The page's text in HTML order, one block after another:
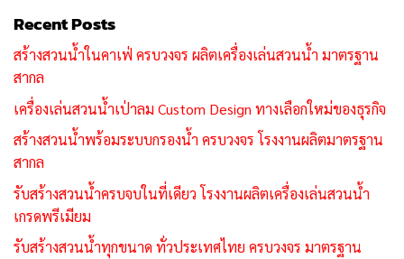
Recent Posts
สร้างสวนน้ำในคาเฟ่ ครบวงจร ผลิตเครื่องเล่นสวนน้ำ มาตรฐาน
สากล
เครื่องเล่นสวนน้ำเป่าลม Custom Design ทางเลือกใหม่ของธุรกิจ
สร้างสวนน้ำพร้อมระบบกรองน้ำ ครบวงจร โรงงานผลิตมาตรฐาน
สากล
รับสร้างสวนน้ำครบจบในที่เดียว โรงงานผลิตเครื่องเล่นสวนน้ำ
เกรดพรีเมียม
รับสร้างสวนน้ำทุกขนาด ทั่วประเทศไทย ครบวงจร มาตรฐาน